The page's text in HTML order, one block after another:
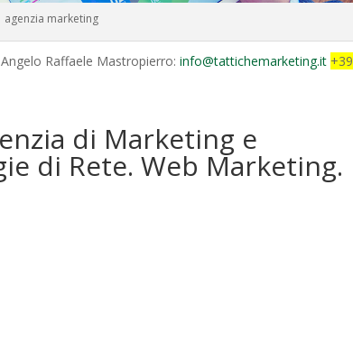
agenzia marketing
Raffaele Mastropierro:info@tattichemarketing.it +39
di Marketing e
di Rete. Web Marketing.